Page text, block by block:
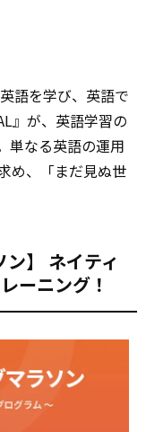
英語を学び、英語で
』が、英語学習の
単なる英語の運用
め、「まだ見ぬ世
ン】 ネイティ
ーニング！